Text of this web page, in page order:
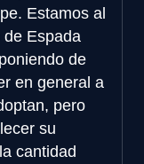
Estamos al
Espada
de
en general a
pero
su
cantidad